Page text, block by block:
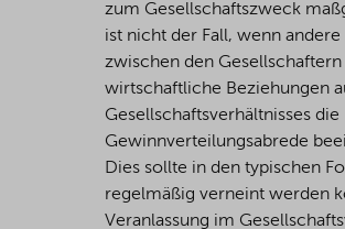
zum Gesellschaftszweck
ist nicht der Fall, wenn
zwischen den
wirtschaftliche Beziehungen
Gesellschaftsverhältnisses die
Gewinnverteilungsabrede
Dies sollte in den typischen
regelmäßig verneint werden
Veranlassung im